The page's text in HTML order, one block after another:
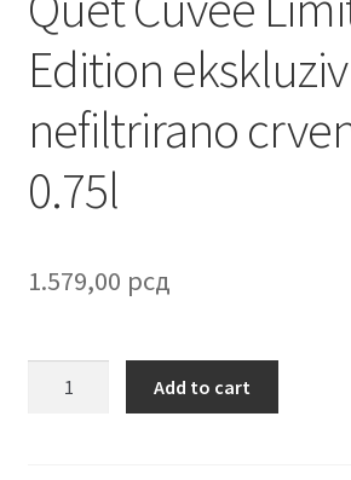
Cveće
Delivery
Destilati
FAQ
Forgot password
Edition
nefiltrirano
0.75l
1.579,00 рсд
Add to cart